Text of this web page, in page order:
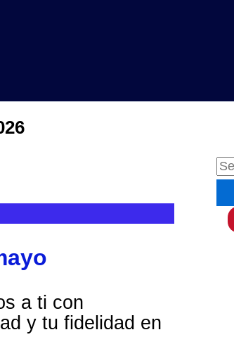
a ti con
y tu fidelidad en
B